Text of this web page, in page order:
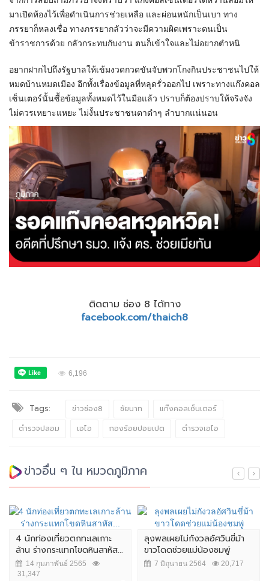
มาเปิดห้องไว้เพื่อดำเนินการช่วยเหลือ และผ่อนหนักเป็นเบา ทาง
ภรรยาก็หลงเชื่อ ทางภรรยากลัวว่าจะมีความผิดเพราะตนเป็น
ข้าราชการด้วย กลัวกระทบกับงาน ตนก็เข้าใจและไม่อยากตำหนิ
อยากฝากไปถึงรัฐบาลให้เข้มงวดกวดขันจับพวกโกงกินประชาชนไปให้
หมดบ้านหมดเมือง อีกทั้งเรื่องข้อมูลที่หลุดรั่วออกไป เพราะทางแก๊งคอล
เซ็นเตอร์นั้นซื้อข้อมูลทั้งหมดไว้ในมือแล้ว ปราบก็ต้องปราบให้จริงจัง
ไม่ควรเหยาะแหยะ ไม่งั้นประชาชนตาดำๆ ลำบากแน่นอน
ติดตาม ช่อง 8 ได้ทาง
facebook.com/thaich8
6,196
Tags: ข่าวช่อง8 ชัยนาท
แก๊งคอลเซ็นเตอร์
ตำรวจปลอม
เอไอ กองร้อยปอยเปต ตำรวจเอไอ
ข่าวอื่น ๆ ใน หมวดภูมิภาค
4 นักท่องเที่ยวตกทะเลเกาะ
ล้าน ร่างกระแทกโขดหินสาหัส...
14 กุมภาพันธ์ 2565
31,347
ลุงพลเผยไม่กังวลอัศวินขี่ม้า
ขาวโดดช่วยแม่น้องชมพู่
7 มิถุนายน 2564 20,717